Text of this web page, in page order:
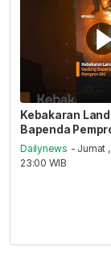
Kebakaran
Bapenda
Dailynews - Jumat
23:00 WIB